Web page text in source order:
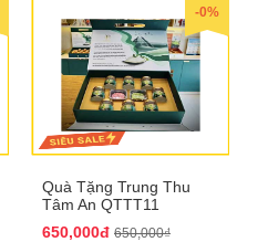
-0%
Quà Tặng Trung Thu
Tâm An QTTT11
650,000đ 650,000₫